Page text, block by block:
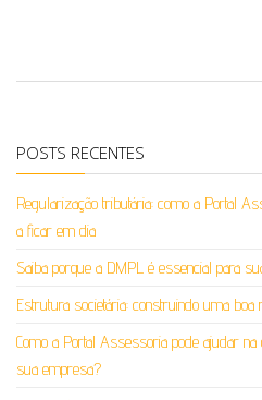
POSTS RECENTES
Regularização tributária: como a Portal
a ficar em dia
Saiba porque a DMPL é essencial para
Estrutura societária: construindo uma boa
Como a Portal Assessoria pode ajudar
sua empresa?